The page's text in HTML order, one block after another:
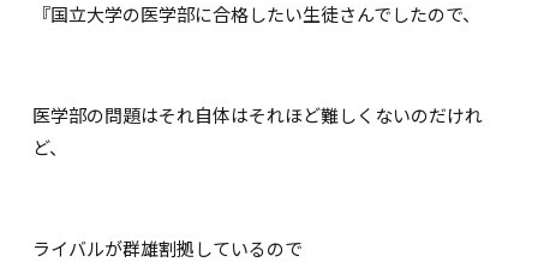
『国立大学の医学部に合格したい生徒さんでしたので、
医学部の問題はそれ自体はそれほど難しくないのだけれ
ど、
ライバルが群雄割拠しているので